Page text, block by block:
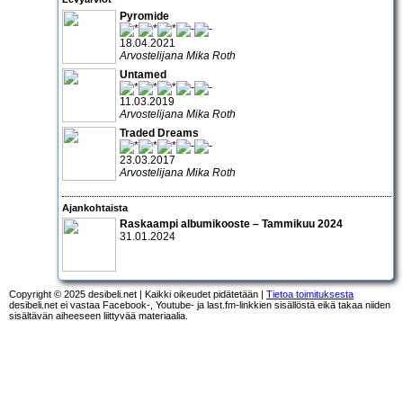
Pyromide
18.04.2021
Arvostelijana Mika Roth
Untamed
11.03.2019
Arvostelijana Mika Roth
Traded Dreams
23.03.2017
Arvostelijana Mika Roth
Ajankohtaista
Raskaampi albumikooste – Tammikuu 2024
31.01.2024
Copyright © 2025 desibeli.net | Kaikki oikeudet pidätetään | Tietoa toimituksesta
desibeli.net ei vastaa Facebook-, Youtube- ja last.fm-linkkien sisällöstä eikä takaa niiden
sisältävän aiheeseen liittyvää materiaalia.